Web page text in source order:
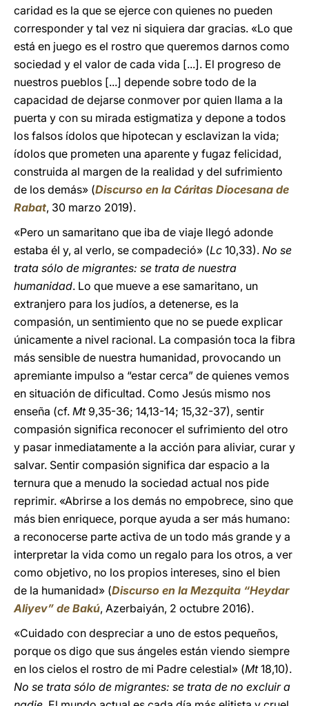
caridad es la que se ejerce con quienes no pueden
corresponder y tal vez ni siquiera dar gracias. «Lo que
está en juego es el rostro que queremos darnos como
sociedad y el valor de cada vida [...]. El progreso de
nuestros pueblos [...] depende sobre todo de la
capacidad de dejarse conmover por quien llama a la
puerta y con su mirada estigmatiza y depone a todos
los falsos ídolos que hipotecan y esclavizan la vida;
ídolos que prometen una aparente y fugaz felicidad,
construida al margen de la realidad y del sufrimiento
de los demás» (Discurso en la Cáritas Diocesana de
Rabat, 30 marzo 2019).
«Pero un samaritano que iba de viaje llegó adonde
estaba él y, al verlo, se compadeció» (Lc 10,33). No se
trata sólo de migrantes: se trata de nuestra
humanidad. Lo que mueve a ese samaritano, un
extranjero para los judíos, a detenerse, es la
compasión, un sentimiento que no se puede explicar
únicamente a nivel racional. La compasión toca la fibra
más sensible de nuestra humanidad, provocando un
apremiante impulso a “estar cerca” de quienes vemos
en situación de dificultad. Como Jesús mismo nos
enseña (cf. Mt9,35-36; 14,13-14; 15,32-37), sentir
compasión significa reconocer el sufrimiento del otro
y pasar inmediatamente a la acción para aliviar, curar y
salvar. Sentir compasión significa dar espacio a la
ternura que a menudo la sociedad actual nos pide
reprimir. «Abrirse a los demás no empobrece, sino que
más bien enriquece, porque ayuda a ser más humano:
a reconocerse parte activa de un todo más grande y a
interpretar la vida como un regalo para los otros, a ver
como objetivo, no los propios intereses, sino el bien
de la humanidad» (Discurso en la Mezquita “Heydar
Aliyev” de Bakú, Azerbaiyán, 2 octubre 2016).
«Cuidado con despreciar a uno de estos pequeños,
porque os digo que sus ángeles están viendo siempre
en los cielos el rostro de mi Padre celestial» (Mt18,10).
No se trata sólo de migrantes: se trata de no excluir a